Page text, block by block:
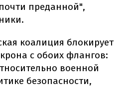
преданной",
коалиция блокирует
с обоих флангов:
военной
безопасности,